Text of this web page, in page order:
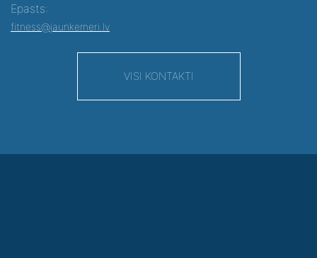
Epasts:
fitness@jaunkemeri.lv
VISI KONTAKTI